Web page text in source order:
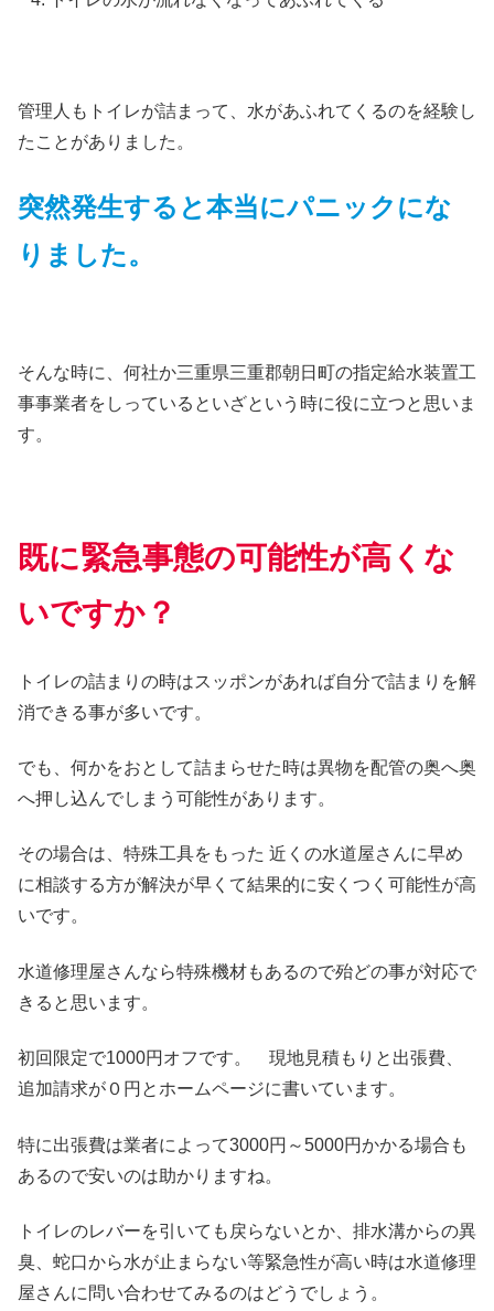
管理人もトイレが詰まって、水があふれてくるのを経験し
たことがありました。
突然発生すると本当にパニックにな
りました。
そんな時に、何社か三重県三重郡朝日町の指定給水装置工
事事業者をしっているといざという時に役に立つと思いま
す。
既に緊急事態の可能性が高くな
いですか？
トイレの詰まりの時はスッポンがあれば自分で詰まりを解
消できる事が多いです。
でも、何かをおとして詰まらせた時は異物を配管の奥へ奥
へ押し込んでしまう可能性があります。
その場合は、特殊工具をもった 近くの水道屋さんに早め
に相談する方が解決が早くて結果的に安くつく可能性が高
いです。
水道修理屋さんなら特殊機材もあるので殆どの事が対応で
きると思います。
初回限定で1000円オフです。 現地見積もりと出張費、
追加請求が０円とホームページに書いています。
特に出張費は業者によって3000円～5000円かかる場合も
あるので安いのは助かりますね。
トイレのレバーを引いても戻らないとか、排水溝からの異
臭、蛇口から水が止まらない等緊急性が高い時は水道修理
屋さんに問い合わせてみるのはどうでしょう。